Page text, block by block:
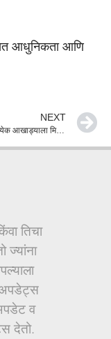
आधुनिकता आणि
NEXT
नाशिक-त्र्यंबकेश्वर सिंहस्थ कुंभमेळ्यासाठी मोठा निधी! प्रत्येक आखाड्याला मिळणार ५ कोटी; मुख्यमंत्री देवेंद्र फडणवीस यांची घोषणा
तिचा
ज्यांना
अपडेट्स
व
देतो.